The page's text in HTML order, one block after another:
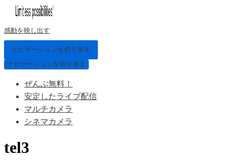
感動を映し出す
ナビゲーションを切り替え
ナビゲーションを切り替え
ぜんぶ無料！
安定したライブ配信
マルチカメラ
シネマカメラ
tel3